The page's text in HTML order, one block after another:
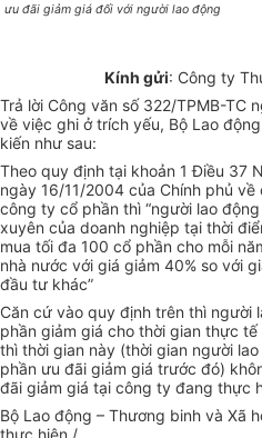
ưu đãi giảm giá đối với người lao động
Kính gửi: Công ty
Trả lời Công văn số 322/TPMB-
về việc ghi ở trích yếu, Bộ Lao
kiến như sau:
Theo quy định tại khoản 1 Điều 37
ngày 16/11/2004 của Chính phủ
công ty cổ phần thì “người lao
xuyên của doanh nghiệp tại thời
mua tối đa 100 cổ phần cho mỗi
nhà nước với giá giảm 40% so với
đầu tư khác”
Căn cứ vào quy định trên thì người
phần giảm giá cho thời gian thực
thì thời gian này (thời gian người
phần ưu đãi giảm giá trước đó)
đãi giảm giá tại công ty đang thực
Bộ Lao động – Thương binh và Xã
thực hiện./.